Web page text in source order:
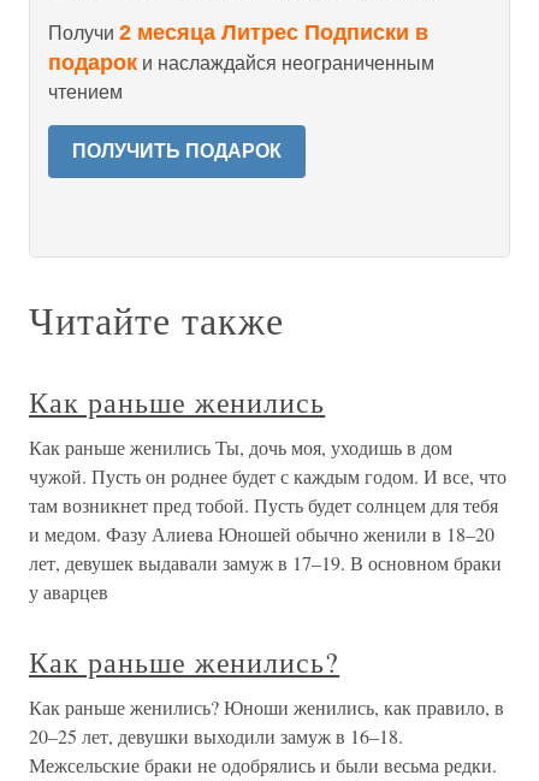
Получи 2 месяца Литрес Подписки в
подарок и наслаждайся неограниченным
чтением
ПОЛУЧИТЬ ПОДАРОК
Читайте также
Как раньше женились
Как раньше женились Ты, дочь моя, уходишь в дом
чужой. Пусть он роднее будет с каждым годом. И все, что
там возникнет пред тобой. Пусть будет солнцем для тебя
и медом. Фазу Алиева Юношей обычно женили в 18–20
лет, девушек выдавали замуж в 17–19. В основном браки
у аварцев
Как раньше женились?
Как раньше женились? Юноши женились, как правило, в
20–25 лет, девушки выходили замуж в 16–18.
Межсельские браки не одобрялись и были весьма редки.